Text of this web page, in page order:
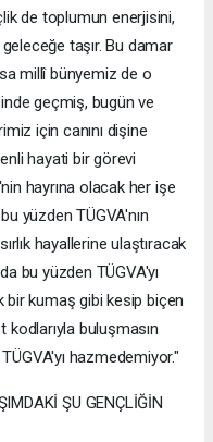
de toplumun enerjisini,
taşır. Bu damar
millî bünyemiz de o
geçmiş, bugün ve
için canını dişine
hayati bir görevi
hayrına olacak her işe
yüzden TÜGVA'nın
hayallerine ulaştıracak
bu yüzden TÜGVA'yı
bir kumaş gibi kesip biçen
kodlarıyla buluşmasın
hazmedemiyor."
ŞU GENÇLİĞİN